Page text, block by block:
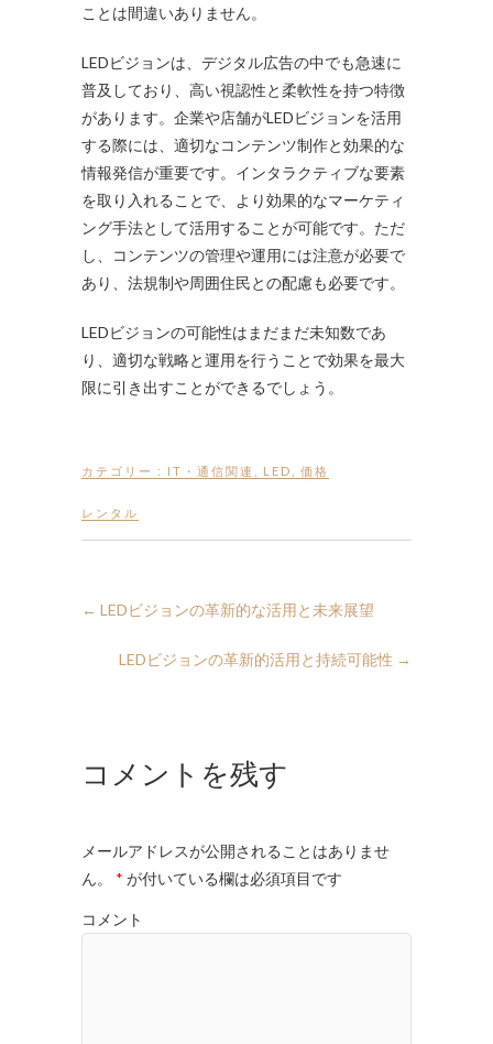
ことは間違いありません。
LEDビジョンは、デジタル広告の中でも急速に
普及しており、高い視認性と柔軟性を持つ特徴
があります。企業や店舗がLEDビジョンを活用
する際には、適切なコンテンツ制作と効果的な
情報発信が重要です。インタラクティブな要素
を取り入れることで、より効果的なマーケティ
ング手法として活用することが可能です。ただ
し、コンテンツの管理や運用には注意が必要で
あり、法規制や周囲住民との配慮も必要です。
LEDビジョンの可能性はまだまだ未知数であ
り、適切な戦略と運用を行うことで効果を最大
限に引き出すことができるでしょう。
カテゴリー : IT・通信関連 LED 価格
レンタル
← LEDビジョンの革新的な活用と未来展望
LEDビジョンの革新的活用と持続可能性 →
コメントを残す
メールアドレスが公開されることはありませ
ん。
* が付いている欄は必須項目です
コメント